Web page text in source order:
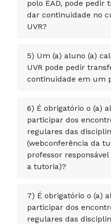
polo EAD, pode pedir
dar continuidade no
UVR?
5) Um (a) aluno (a)
UVR pode pedir
continuidade em um
6) É obrigatório o (a)
participar dos
regulares das
(webconferência da
professor
a tutoria)?
7) É obrigatório o (a)
participar dos
regulares das